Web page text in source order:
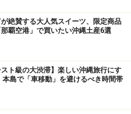
ンは実は台風シーズン
雲がやって来る
は、例年6月後半から9月頃ま
と、建物から出ることすらまま
が絶賛する大人気スイーツ、限定商品
覇空港」で買いたい沖縄土産6選
スト級の大渋滞】楽しい沖縄旅行にす
本島で「車移動」を避けるべき時間帯